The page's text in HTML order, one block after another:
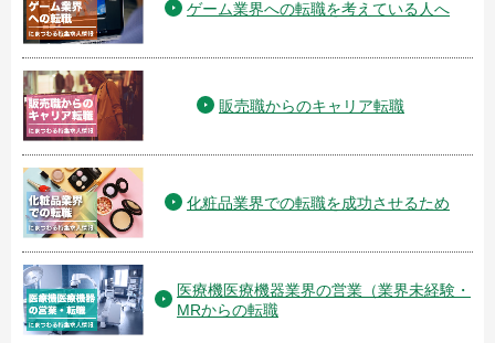
ゲーム業界への転職を考えている人へ
販売職からのキャリア転職
化粧品業界での転職を成功させるため
医療機医療機器業界の営業（業界未経験・
MRからの転職